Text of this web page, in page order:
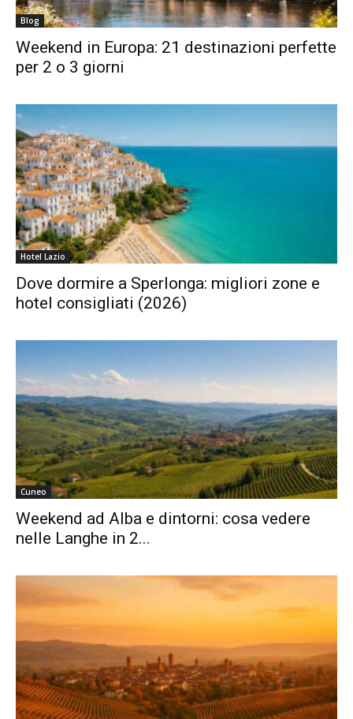
Blog
Weekend in Europa: 21 destinazioni perfette
per 2 o 3 giorni
Hotel Lazio
Dove dormire a Sperlonga: migliori zone e
hotel consigliati (2026)
Cuneo
Weekend ad Alba e dintorni: cosa vedere
nelle Langhe in 2...